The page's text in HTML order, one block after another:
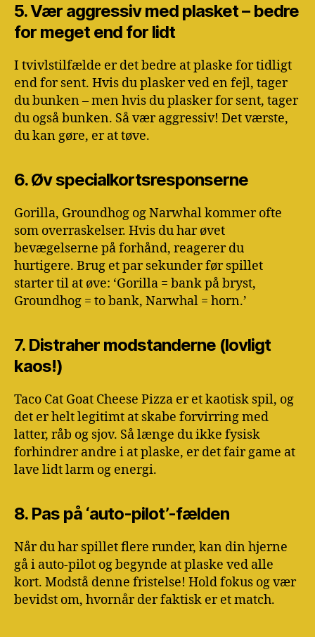
5. Vær aggressiv med plasket – bedre
for meget end for lidt
I tvivlstilfælde er det bedre at plaske for tidligt
end for sent. Hvis du plasker ved en fejl, tager
du bunken – men hvis du plasker for sent, tager
du også bunken. Så vær aggressiv! Det værste,
du kan gøre, er at tøve.
6. Øv specialkortsresponserne
Gorilla, Groundhog og Narwhal kommer ofte
som overraskelser. Hvis du har øvet
bevægelserne på forhånd, reagerer du
hurtigere. Brug et par sekunder før spillet
starter til at øve: ‘Gorilla = bank på bryst,
Groundhog = to bank, Narwhal = horn.’
7. Distraher modstanderne (lovligt
kaos!)
Taco Cat Goat Cheese Pizza er et kaotisk spil, og
det er helt legitimt at skabe forvirring med
latter, råb og sjov. Så længe du ikke fysisk
forhindrer andre i at plaske, er det fair game at
lave lidt larm og energi.
8. Pas på ‘auto-pilot’-fælden
Når du har spillet flere runder, kan din hjerne
gå i auto-pilot og begynde at plaske ved alle
kort. Modstå denne fristelse! Hold fokus og vær
bevidst om, hvornår der faktisk er et match.